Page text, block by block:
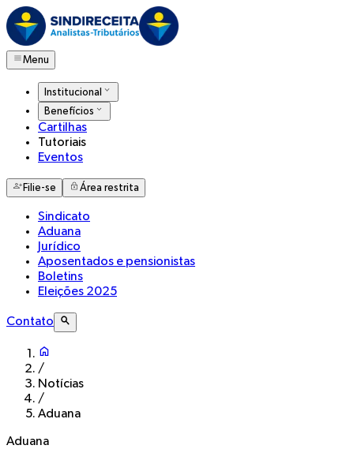
Menu
Institucional
Benefícios
Cartilhas
Tutoriais
Eventos
Filie-se Área restrita
Sindicato
Aduana
Jurídico
Aposentados e pensionistas
Boletins
Eleições 2025
Contato
/
Notícias
/
Aduana
Aduana